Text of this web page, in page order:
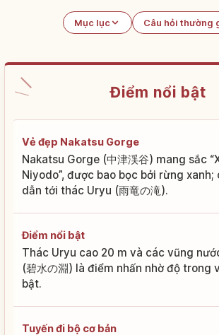
Mục lục Câu hỏi thường
Điểm nổi bật
Vẻ đẹp Nakatsu Gorge
Nakatsu Gorge (中津渓谷) mang sắc
Niyodo”, được bao bọc bởi rừng xanh;
dẫn tới thác Uryu (雨竜の滝).
Điểm nổi bật
Thác Uryu cao 20 m và các vũng
(碧水の淵) là điểm nhấn nhờ độ trong
bật.
Tuyến đi bộ cơ bản